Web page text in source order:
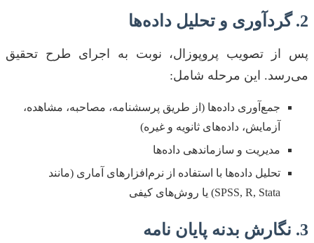
2. گردآوری و تحلیل داده‌ها
پس از تصویب پروپوزال، نوبت به اجرای طرح تحقیق
می‌رسد. این مرحله شامل:
جمع‌آوری داده‌ها (از طریق پرسشنامه، مصاحبه، مشاهده،
آزمایش، داده‌های ثانویه و غیره)
مدیریت و سازماندهی داده‌ها
تحلیل داده‌ها با استفاده از نرم‌افزارهای آماری (مانند
SPSS, R, Stata) یا روش‌های کیفی
3. نگارش بدنه پایان نامه